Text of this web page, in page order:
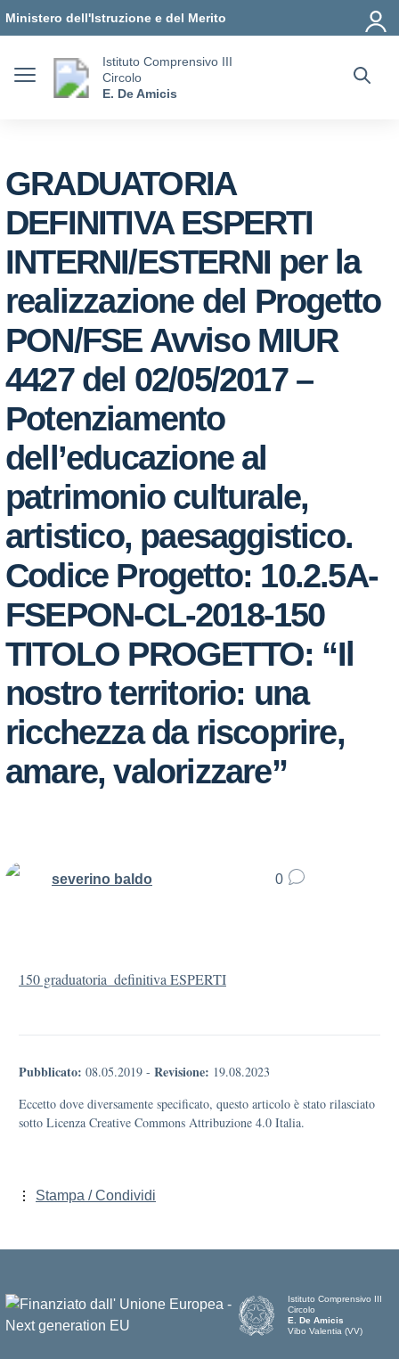
Ministero dell'Istruzione e del Merito
Istituto Comprensivo III
Circolo
E. De Amicis
GRADUATORIA
DEFINITIVA ESPERTI
INTERNI/ESTERNI per la
realizzazione del Progetto
PON/FSE Avviso MIUR
4427 del 02/05/2017 –
Potenziamento
dell’educazione al
patrimonio culturale,
artistico, paesaggistico.
Codice Progetto: 10.2.5A-
FSEPON-CL-2018-150
TITOLO PROGETTO: “Il
nostro territorio: una
ricchezza da riscoprire,
amare, valorizzare”
severino baldo 0
150 graduatoria_definitiva ESPERTI
Pubblicato: 08.05.2019 - Revisione: 19.08.2023
Eccetto dove diversamente specificato, questo articolo è stato rilasciato
sotto Licenza Creative Commons Attribuzione 4.0 Italia.
Stampa / Condividi
Istituto Comprensivo III
Circolo
E. De Amicis
Vibo Valentia (VV)